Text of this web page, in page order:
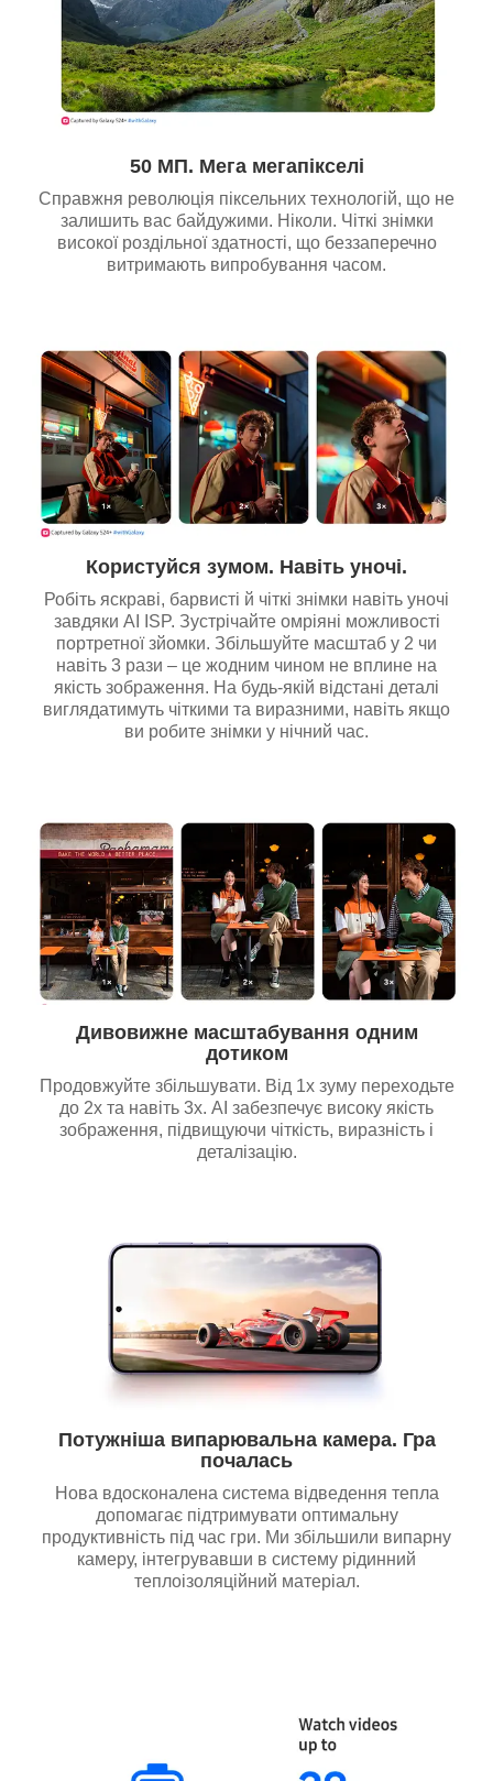
50 МП. Мега мегапікселі
Справжня революція піксельних технологій, що не
залишить вас байдужими. Ніколи. Чіткі знімки
високої роздільної здатності, що беззаперечно
витримають випробування часом.
Користуйся зумом. Навіть уночі.
Робіть яскраві, барвисті й чіткі знімки навіть уночі
завдяки AI ISP. Зустрічайте омріяні можливості
портретної зйомки. Збільшуйте масштаб у 2 чи
навіть 3 рази – це жодним чином не вплине на
якість зображення. На будь-якій відстані деталі
виглядатимуть чіткими та виразними, навіть якщо
ви робите знімки у нічний час.
Дивовижне масштабування одним
дотиком
Продовжуйте збільшувати. Від 1х зуму переходьте
до 2х та навіть 3х. AI забезпечує високу якість
зображення, підвищуючи чіткість, виразність і
деталізацію.
Потужніша випарювальна камера. Гра
почалась
Нова вдосконалена система відведення тепла
допомагає підтримувати оптимальну
продуктивність під час гри. Ми збільшили випарну
камеру, інтегрувавши в систему рідинний
теплоізоляційний матеріал.